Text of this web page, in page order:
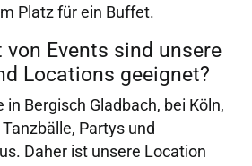
Platz für ein Buffet.
von Events sind unsere
Locations geeignet?
in Bergisch Gladbach, bei Köln,
Partys und
Daher ist unsere Location